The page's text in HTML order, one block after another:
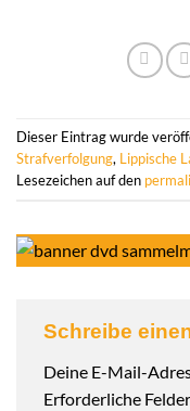
Dieser Eintrag wurde
Strafverfolgung, Lippische
Lesezeichen auf den
Schreibe
Deine E-Mail-
Erforderliche